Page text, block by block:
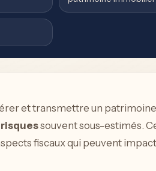
et transmettre un
risquessouvent sous-estimés.
fiscaux qui peuvent